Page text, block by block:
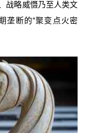
战略威慑乃至人类文
垄断的“聚变点火密